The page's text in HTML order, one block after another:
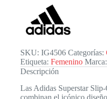
SKU: IG4506 Categorías:
Etiqueta: Femenino Marca:
Descripción
Las Adidas Superstar